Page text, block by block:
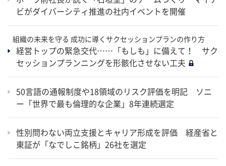
ビがダイバーシティ推進の社内イベントを開催
組織の未来を守る 成功に導くサクセッションプランの作り方
経営トップの緊急交代……「もしも」に備えて！ サク
セッションプランニングを形骸化させない工夫
50言語の通報制度や18領域のリスク評価を明記 ソニ
ー「世界で最も倫理的な企業」8年連続選定
性別問わない両立支援とキャリア形成を評価 経産省と
東証が「なでしこ銘柄」26社を選定